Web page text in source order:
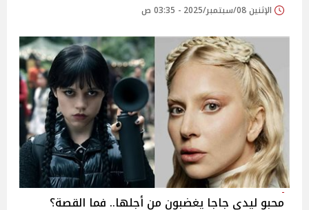
الإثنين 08/سبتمبر/2025 - 03:35 ص
محبو ليدي جاجا يغضبون من أجلها.. فما القصة؟